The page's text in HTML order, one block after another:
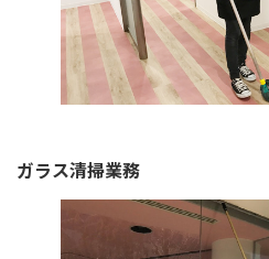
ガラス清掃業務